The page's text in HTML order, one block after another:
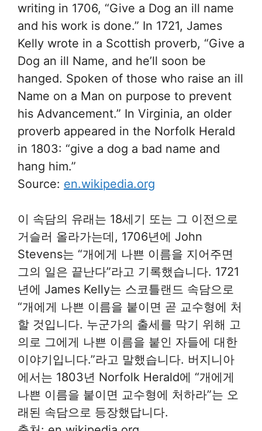
writing in 1706, “Give a Dog an ill name
and his work is done.” In 1721, James
Kelly wrote in a Scottish proverb, “Give a
Dog an ill Name, and he’ll soon be
hanged. Spoken of those who raise an ill
Name on a Man on purpose to prevent
his Advancement.” In Virginia, an older
proverb appeared in the Norfolk Herald
in 1803: “give a dog a bad name and
hang him.”
Source: en.wikipedia.org
이 속담의 유래는 18세기 또는 그 이전으로
거슬러 올라가는데, 1706년에 John
Stevens는 “개에게 나쁜 이름을 지어주면
그의 일은 끝난다”라고 기록했습니다. 1721
년에 James Kelly는 스코틀랜드 속담으로
“개에게 나쁜 이름을 붙이면 곧 교수형에 처
할 것입니다. 누군가의 출세를 막기 위해 고
의로 그에게 나쁜 이름을 붙인 자들에 대한
이야기입니다.”라고 말했습니다. 버지니아
에서는 1803년 Norfolk Herald에 “개에게
나쁜 이름을 붙이면 교수형에 처하라”는 오
래된 속담으로 등장했답니다.